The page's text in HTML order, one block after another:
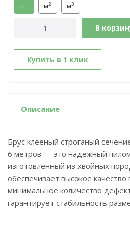
шт м2 м3
В
Купить в 1 клик
Описание
Брус клееный строганый
6 метров — это надежный
изготовленный из хвойных
обеспечивает высокое качество
минимальное количество
гарантирует стабильность